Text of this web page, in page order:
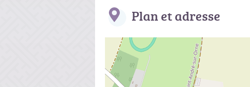
Plan et adresse